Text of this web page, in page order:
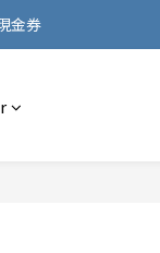
貨服務
金券